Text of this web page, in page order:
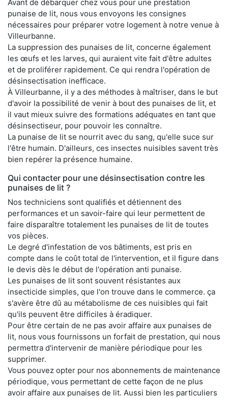
Avant de débarquer chez vous pour une prestation
punaise de lit, nous vous envoyons les consignes
nécessaires pour préparer votre logement à notre venue à
Villeurbanne.
La suppression des punaises de lit, concerne également
les œufs et les larves, qui auraient vite fait d'être adultes
et de proliférer rapidement. Ce qui rendra l'opération de
désinsectisation inefficace.
À Villeurbanne, il y a des méthodes à maîtriser, dans le but
d'avoir la possibilité de venir à bout des punaises de lit, et
il vaut mieux suivre des formations adéquates en tant que
désinsectiseur, pour pouvoir les connaître.
La punaise de lit se nourrit avec du sang, qu'elle suce sur
l'être humain. D'ailleurs, ces insectes nuisibles savent très
bien repérer la présence humaine.
Qui contacter pour une désinsectisation contre les
punaises de lit ?
Nos techniciens sont qualifiés et détiennent des
performances et un savoir-faire qui leur permettent de
faire disparaître totalement les punaises de lit de toutes
vos pièces.
Le degré d'infestation de vos bâtiments, est pris en
compte dans le coût total de l'intervention, et il figure dans
le devis dès le début de l'opération anti punaise.
Les punaises de lit sont souvent résistantes aux
insecticide simples, que l'on trouve dans le commerce. ça
s'avère être dû au métabolisme de ces nuisibles qui fait
qu'ils peuvent être difficiles à éradiquer.
Pour être certain de ne pas avoir affaire aux punaises de
lit, nous vous fournissons un forfait de prestation, qui nous
permettra d'intervenir de manière périodique pour les
supprimer.
Vous pouvez opter pour nos abonnements de maintenance
périodique, vous permettant de cette façon de ne plus
avoir affaire aux punaises de lit. Aussi bien les particuliers